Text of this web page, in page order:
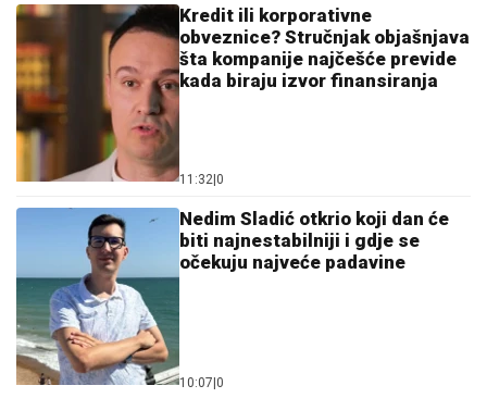
Kredit ili korporativne
obveznice? Stručnjak objašnjava
šta kompanije najčešće previde
kada biraju izvor finansiranja
11:32 0
Nedim Sladić otkrio koji dan će
biti najnestabilniji i gdje se
očekuju najveće padavine
10:07 0